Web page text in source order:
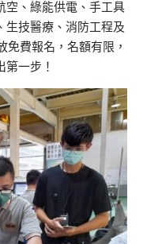
空、綠能供電、手工具
生技醫療、消防工程及
費報名，名額有限，
一步！